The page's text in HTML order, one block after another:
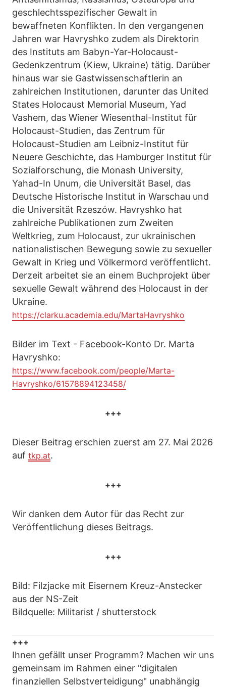
geschlechtsspezifischer Gewalt in
bewaffneten Konflikten. In den vergangenen
Jahren war Havryshko zudem als Direktorin
des Instituts am Babyn-Yar-Holocaust-
Gedenkzentrum (Kiew, Ukraine) tätig. Darüber
hinaus war sie Gastwissenschaftlerin an
zahlreichen Institutionen, darunter das United
States Holocaust Memorial Museum, Yad
Vashem, das Wiener Wiesenthal-Institut für
Holocaust-Studien, das Zentrum für
Holocaust-Studien am Leibniz-Institut für
Neuere Geschichte, das Hamburger Institut für
Sozialforschung, die Monash University,
Yahad-In Unum, die Universität Basel, das
Deutsche Historische Institut in Warschau und
die Universität Rzeszów. Havryshko hat
zahlreiche Publikationen zum Zweiten
Weltkrieg, zum Holocaust, zur ukrainischen
nationalistischen Bewegung sowie zu sexueller
Gewalt in Krieg und Völkermord veröffentlicht.
Derzeit arbeitet sie an einem Buchprojekt über
sexuelle Gewalt während des Holocaust in der
Ukraine.
https://clarku.academia.edu/MartaHavryshko
Bilder im Text - Facebook-Konto Dr. Marta
Havryshko:
https://www.facebook.com/people/Marta-
Havryshko/61578894123458/
+++
Dieser Beitrag erschien zuerst am 27. Mai 2026
auf tkp.at.
+++
Wir danken dem Autor für das Recht zur
Veröffentlichung dieses Beitrags.
+++
Bild: Filzjacke mit Eisernem Kreuz-Anstecker
aus der NS-Zeit
Bildquelle: Militarist / shutterstock
+++
Ihnen gefällt unser Programm? Machen wir uns
gemeinsam im Rahmen einer "digitalen
finanziellen Selbstverteidigung" unabhängig